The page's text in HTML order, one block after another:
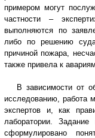
примером могут
частности –
выполняются по
либо по решению
причиной пожара,
также привела к
В зависимости от
исследованию, работа
экспертов и, как
лаборатории.
сформулировано